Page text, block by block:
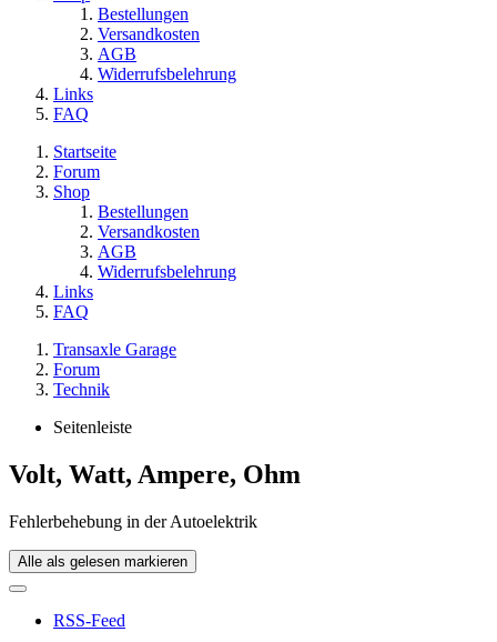
Bestellungen
Versandkosten
AGB
Widerrufsbelehrung
Links
FAQ
Startseite
Forum
Shop
Bestellungen
Versandkosten
AGB
Widerrufsbelehrung
Links
FAQ
Transaxle Garage
Forum
Technik
Seitenleiste
Volt, Watt, Ampere, Ohm
Fehlerbehebung in der Autoelektrik
Alle als gelesen markieren
RSS-Feed